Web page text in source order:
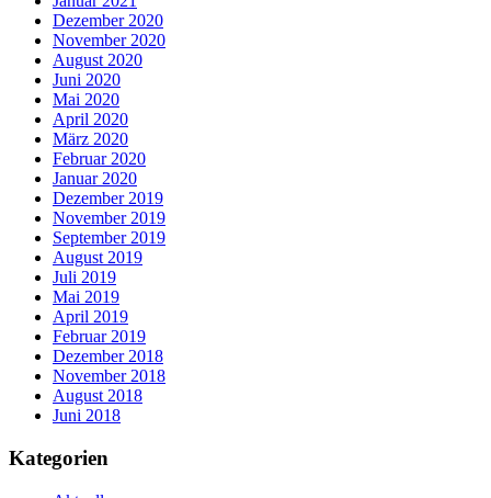
Dezember 2020
November 2020
August 2020
Juni 2020
Mai 2020
April 2020
März 2020
Februar 2020
Januar 2020
Dezember 2019
November 2019
September 2019
August 2019
Juli 2019
Mai 2019
April 2019
Februar 2019
Dezember 2018
November 2018
August 2018
Juni 2018
Kategorien